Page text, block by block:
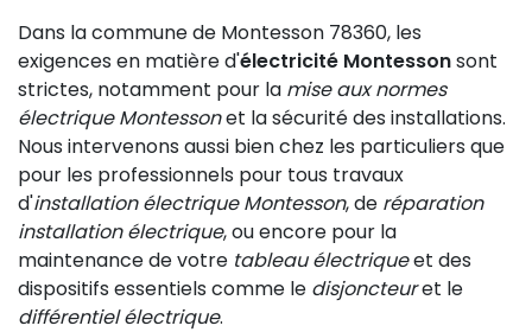
Dans la commune de Montesson 78360, les
exigences en matière d'électricité Montessonsont
strictes, notamment pour la mise aux normes
électrique Montessonet la sécurité des installations.
Nous intervenons aussi bien chez les particuliers que
pour les professionnels pour tous travaux
d'installation électrique Montesson, de réparation
installation électrique, ou encore pour la
maintenance de votre tableau électriqueet des
dispositifs essentiels comme le disjoncteuret le
différentiel électrique.